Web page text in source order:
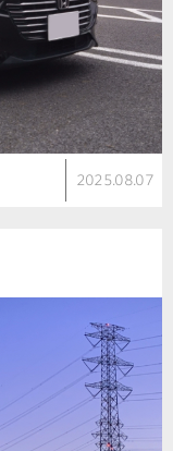
2025.08.07